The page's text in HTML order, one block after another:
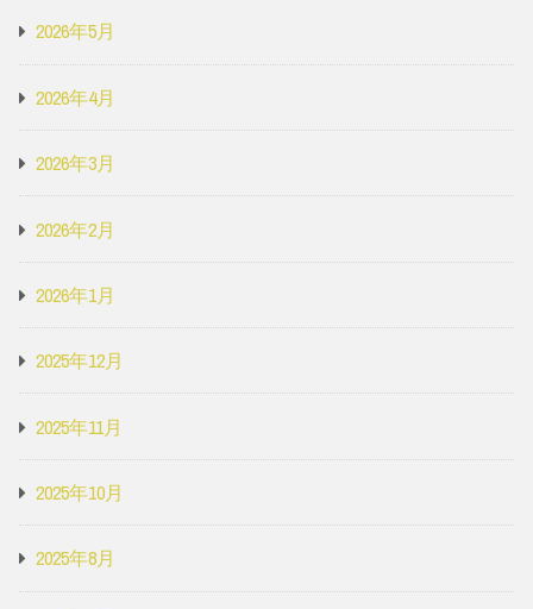
2026年5月
2026年4月
2026年3月
2026年2月
2026年1月
2025年12月
2025年11月
2025年10月
2025年8月